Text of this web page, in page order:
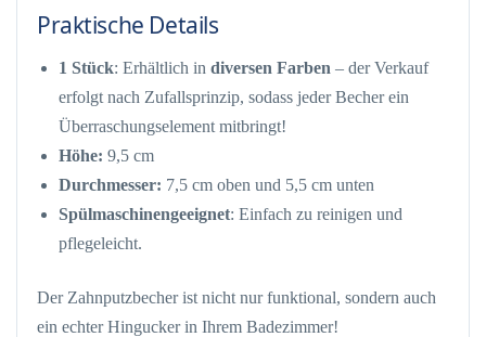
Praktische Details
1 Stück: Erhältlich in diversen Farben – der Verkauf
erfolgt nach Zufallsprinzip, sodass jeder Becher ein
Überraschungselement mitbringt!
Höhe: 9,5 cm
Durchmesser: 7,5 cm oben und 5,5 cm unten
Spülmaschinengeeignet: Einfach zu reinigen und
pflegeleicht.
Der Zahnputzbecher ist nicht nur funktional, sondern auch
ein echter Hingucker in Ihrem Badezimmer!